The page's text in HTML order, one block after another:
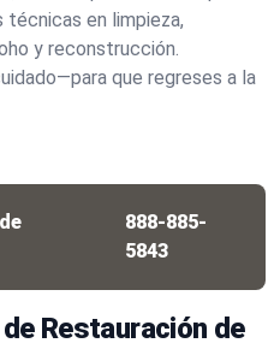
técnicas en limpieza,
y reconstrucción.
que regreses a la
888-885-
5843
Restauración de